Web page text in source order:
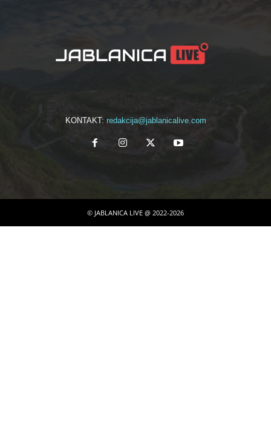
KONTAKT: redakcija@jablanicalive.com
© JABLANICA LIVE @ 2022-2026